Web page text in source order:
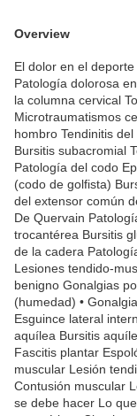
Overview
El dolor en el
Patología dolorosa
la columna cervical
Microtraumatismos
hombro Tendinitis
Bursitis subacromial
Patología del codo
(codo de golfista)
del extensor común
De Quervain
trocantérea Bursitis
de la cadera
Lesiones tendido-
benigno Gonalgias
(humedad) •
Esguince lateral
aquílea Bursitis
Fascitis plantar
muscular Lesión
Contusión muscular
se debe hacer Lo